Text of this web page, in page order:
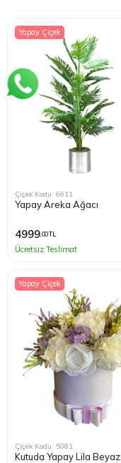
Yapay Çiçek
Çiçek Kodu: 6611
Yapay Areka Ağacı
4999,00 TL
Ücretsiz Teslimat
Yapay Çiçek
Çiçek Kodu: 5081
Kutuda Yapay Lila Beyaz